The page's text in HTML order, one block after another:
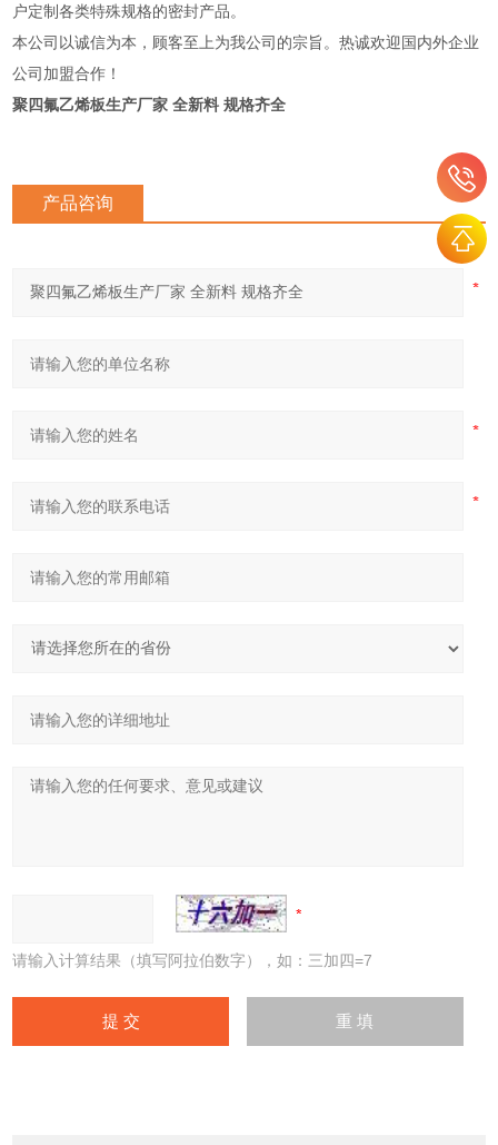
户定制各类特殊规格的密封产品。
本公司以诚信为本，顾客至上为我公司的宗旨。热诚欢迎国内外企业
公司加盟合作！
聚四氟乙烯板生产厂家 全新料 规格齐全
产品咨询
请输入计算结果（填写阿拉伯数字），如：三加四=7